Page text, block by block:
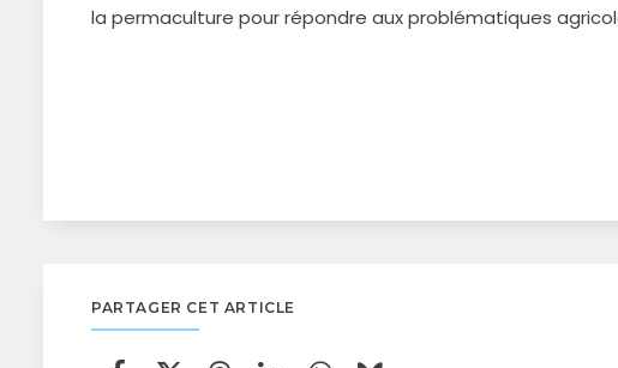
la permaculture pour répondre aux problématiques
PARTAGER CET ARTICLE